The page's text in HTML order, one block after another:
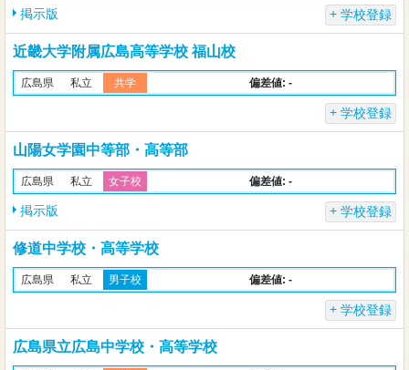
掲示版 学校登録
近畿大学附属広島高等学校 福山校
広島県 私立 共学 偏差値: -
学校登録
山陽女学園中等部・高等部
広島県 私立 女子校 偏差値: -
掲示版 学校登録
修道中学校・高等学校
広島県 私立 男子校 偏差値: -
学校登録
広島県立広島中学校・高等学校